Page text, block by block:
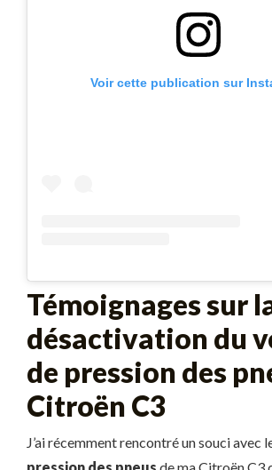
Voir cette publication sur
Témoignages sur
désactivation du
de pression des
Citroën C3
J’ai récemment rencontré un souci avec